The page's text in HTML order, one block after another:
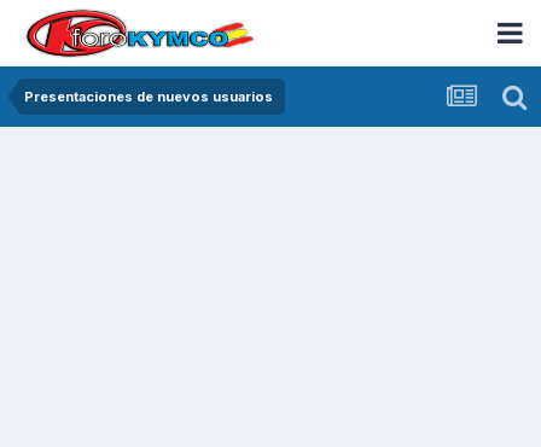
Presentaciones de nuevos usuarios